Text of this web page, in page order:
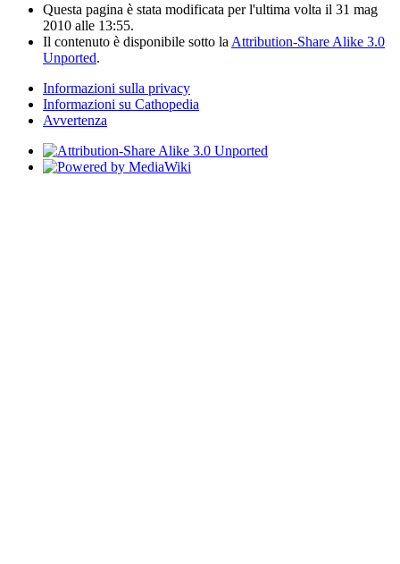
Questa pagina è stata modificata per l'ultima volta il 31 mag
2010 alle 13:55.
Il contenuto è disponibile sotto la Attribution-Share Alike 3.0
Unported.
Informazioni sulla privacy
Informazioni su Cathopedia
Avvertenza